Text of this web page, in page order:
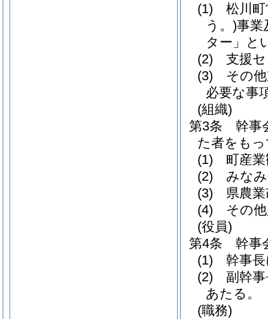
(1)
松川
う。)事業
ター」と
(2)
支援
(3)
その
必要な事
(組織)
第3条
幹事
た者をも
(1)
町産
(2)
みな
(3)
県農
(4)
その
(役員)
第4条
幹事
(1)
幹事
(2)
副幹
あたる。
(職務)